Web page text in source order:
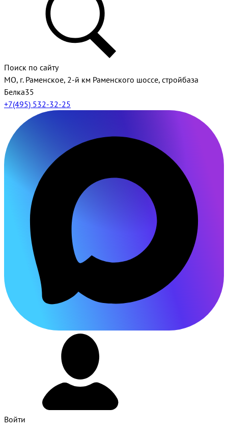
Поиск по сайту
МО, г. Раменское, 2-й км Раменского шоссе, стройбаза
Белка35
+7(495) 532-32-25
Войти